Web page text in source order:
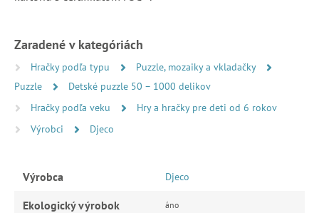
Zaradené v kategóriách
Hračky podľa typu
Puzzle, mozaiky a vkladačky
Puzzle
Detské puzzle 50 – 1000 delikov
Hračky podľa veku
Hry a hračky pre deti od 6 rokov
Výrobci
Djeco
Výrobca Djeco
Ekologický výrobok áno